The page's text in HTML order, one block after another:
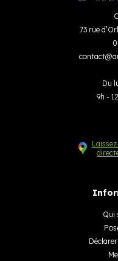
73 rue
contact@
Du
9h -
Qui